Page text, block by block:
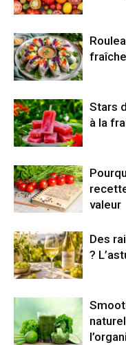
Stars
à la
valeur
Des
?